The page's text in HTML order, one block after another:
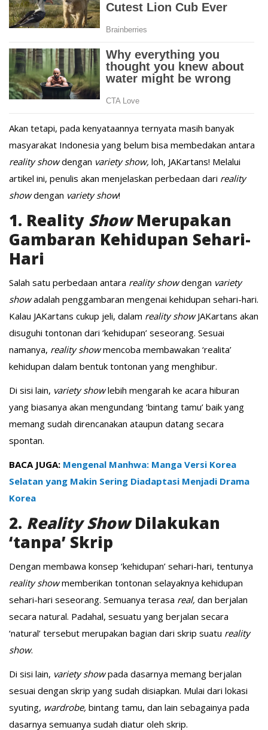
Akan tetapi, pada kenyataannya ternyata masih banyak
masyarakat Indonesia yang belum bisa membedakan antara
reality showdengan variety show, loh, JAKartans! Melalui
artikel ini, penulis akan menjelaskan perbedaan dari reality
showdengan variety show!
1. Reality ShowMerupakan
Gambaran Kehidupan Sehari-
Hari
Salah satu perbedaan antara reality showdengan variety
showadalah penggambaran mengenai kehidupan sehari-hari.
Kalau JAKartans cukup jeli, dalam reality showJAKartans akan
disuguhi tontonan dari ‘kehidupan’ seseorang. Sesuai
namanya, reality showmencoba membawakan ‘realita’
kehidupan dalam bentuk tontonan yang menghibur.
Di sisi lain, variety showlebih mengarah ke acara hiburan
yang biasanya akan mengundang ‘bintang tamu’ baik yang
memang sudah direncanakan ataupun datang secara
spontan.
BACA JUGA: Mengenal Manhwa: Manga Versi Korea
Selatan yang Makin Sering Diadaptasi Menjadi Drama
Korea
2. Reality ShowDilakukan
‘tanpa’ Skrip
Dengan membawa konsep ‘kehidupan’ sehari-hari, tentunya
reality showmemberikan tontonan selayaknya kehidupan
sehari-hari seseorang. Semuanya terasa real, dan berjalan
secara natural. Padahal, sesuatu yang berjalan secara
‘natural’ tersebut merupakan bagian dari skrip suatu reality
show.
Di sisi lain, variety showpada dasarnya memang berjalan
sesuai dengan skrip yang sudah disiapkan. Mulai dari lokasi
syuting, wardrobe, bintang tamu, dan lain sebagainya pada
dasarnya semuanya sudah diatur oleh skrip.